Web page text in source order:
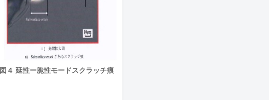
図４ 延性ー脆性モードスクラッチ痕